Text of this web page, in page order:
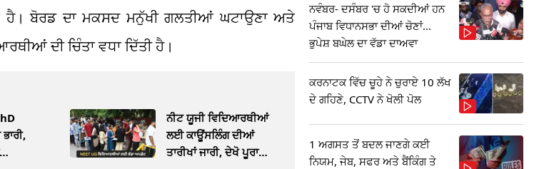
ਹੈ। ਬੋਰਡ ਦਾ ਮਕਸਦ ਮਨੁੱਖੀ ਗਲਤੀਆਂ ਘਟਾਉਣਾ ਅਤੇ
ਦੀ ਚਿੰਤਾ ਵਧਾ ਦਿੱਤੀ ਹੈ।
ਨੀਟ ਯੂਜੀ ਵਿਦਿਆਰਥੀਆਂ
ਲਈ ਕਾਊਂਸਲਿੰਗ ਦੀਆਂ
ਤਾਰੀਖਾਂ ਜਾਰੀ, ਦੇਖੋ ਪੂਰਾ
ਨਵੰਬਰ- ਦਸੰਬਰ 'ਚ ਹੋ ਸਕਦੀਆਂ ਹਨ
ਪੰਜਾਬ ਵਿਧਾਨਸਭਾ ਦੀਆਂ ਚੋਣਾਂ...
ਭੁਪੇਸ਼ ਬਘੇਲ ਦਾ ਵੱਡਾ ਦਾਅਵਾ
ਕਰਨਾਟਕ ਵਿੱਚ ਚੂਹੇ ਨੇ ਚੁਰਾਏ 10 ਲੱਖ
ਦੇ ਗਹਿਣੇ, CCTV ਨੇ ਖੋਲੀ ਪੋਲ
1 ਅਗਸਤ ਤੋਂ ਬਦਲ ਜਾਣਗੇ ਕਈ
ਨਿਯਮ, ਜੇਬ, ਸਫਰ ਅਤੇ ਬੈਂਕਿੰਗ ਤੇ